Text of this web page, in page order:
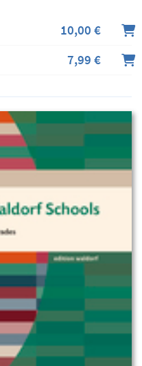
10,00 €
7,99 €